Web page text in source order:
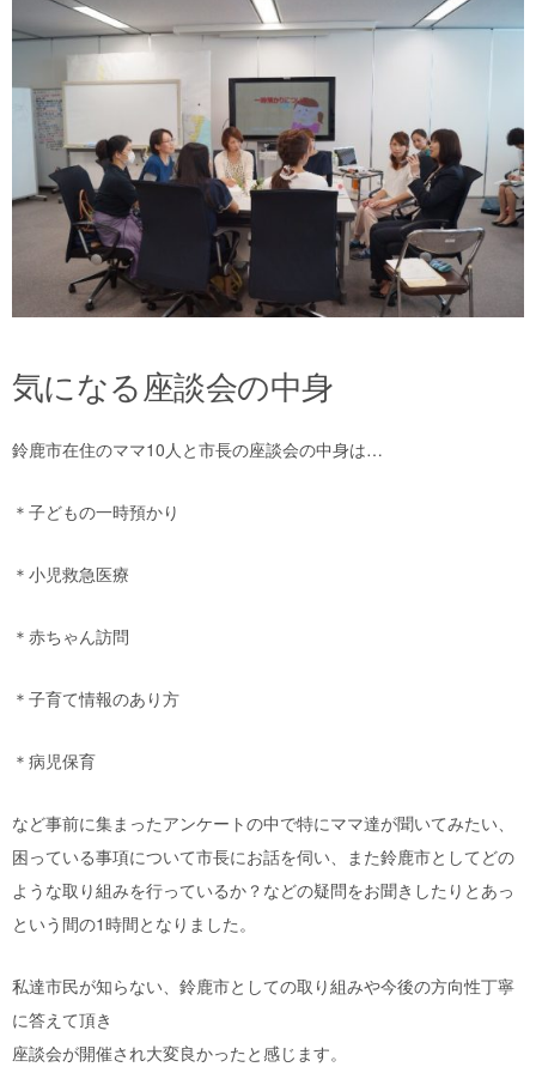
気になる座談会の中身
鈴鹿市在住のママ10人と市長の座談会の中身は…
＊子どもの一時預かり
＊小児救急医療
＊赤ちゃん訪問
＊子育て情報のあり方
＊病児保育
など事前に集まったアンケートの中で特にママ達が聞いてみたい、
困っている事項について市長にお話を伺い、また鈴鹿市としてどの
ような取り組みを行っているか？などの疑問をお聞きしたりとあっ
という間の1時間となりました。
私達市民が知らない、鈴鹿市としての取り組みや今後の方向性丁寧
に答えて頂き
座談会が開催され大変良かったと感じます。